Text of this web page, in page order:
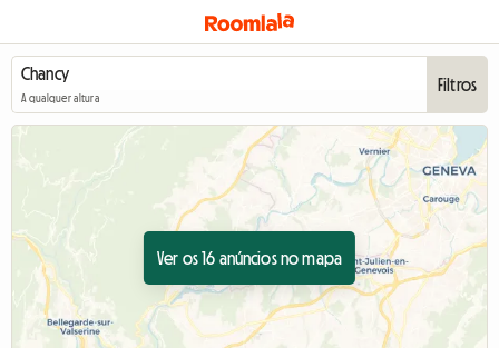
A qualquer altura
Filtros
Ver os 16 anúncios no mapa